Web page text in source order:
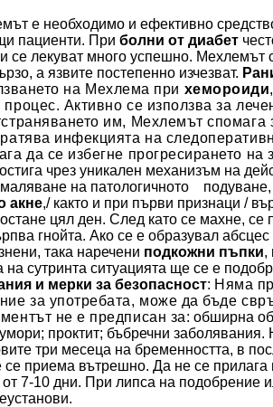
е необходимо и ефективно
пациенти. При болни от диабет
се лекуват много успешно. Мехлемът
а язвите постепенно изчезват.
на Мехлема при хемороиди
процес. Активно се използва за
им, Мехлемът спомага
инфекцията на
да се избегне прогресирането
чрез уникален механизъм на
на патологичното подуване,
акне,/ както и при първи признаци /
цял ден. След като се махне,
гнойта. Ако се е образувал
така наречени подкожни пъпки,
сутринта ситуацията ще се е
и мерки за безопасност: Няма
за употребата, може да бъде
не е предписан за: обширна
проктит; бъбречни заболявания.
три месеца на бременността, в
се приема вътрешно. Да не се
7-10 дни. При липса на подобрение
.